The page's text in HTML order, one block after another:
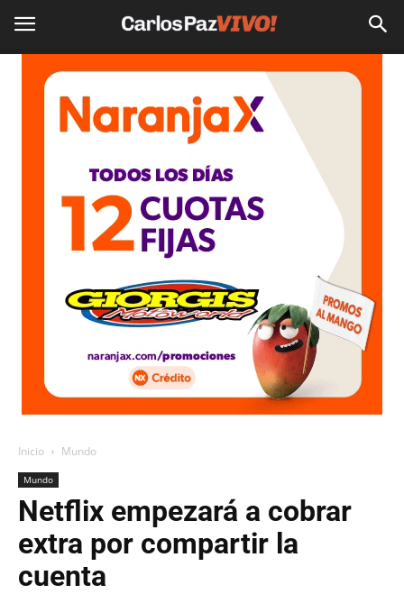
Inicio Mundo
Mundo
Netflix empezará a cobrar
extra por compartir la
cuenta